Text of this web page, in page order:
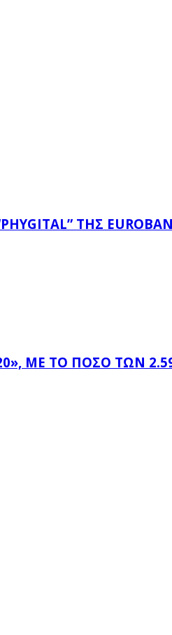
ΤΗΣ
ΜΕ ΤΟ ΠΟΣΌ ΤΩΝ